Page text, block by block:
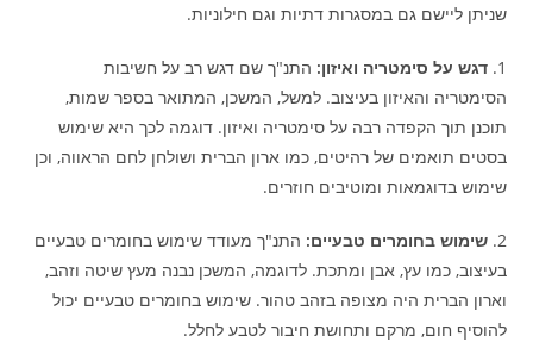
שניתן ליישם גם במסגרות דתיות וגם חילוניות.
1. דגש על סימטריה ואיזון: התנ"ך שם דגש רב על חשיבות
הסימטריה והאיזון בעיצוב. למשל, המשכן, המתואר בספר שמות,
תוכנן תוך הקפדה רבה על סימטריה ואיזון. דוגמה לכך היא שימוש
בסטים תואמים של רהיטים, כמו ארון הברית ושולחן לחם הראווה, וכן
שימוש בדוגמאות ומוטיבים חוזרים.
2. שימוש בחומרים טבעיים: התנ"ך מעודד שימוש בחומרים טבעיים
בעיצוב, כמו עץ, אבן ומתכת. לדוגמה, המשכן נבנה מעץ שיטה וזהב,
וארון הברית היה מצופה בזהב טהור. שימוש בחומרים טבעיים יכול
להוסיף חום, מרקם ותחושת חיבור לטבע לחלל.